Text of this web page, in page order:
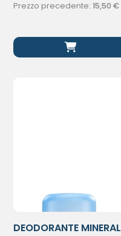
Prezzo precedente:15,50 €
DEODORANTE MINERAL